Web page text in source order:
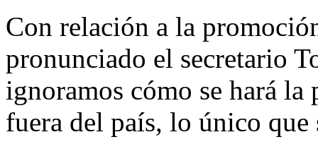
Con relación a la
pronunciado el secretario
ignoramos cómo se hará
fuera del país, lo único que